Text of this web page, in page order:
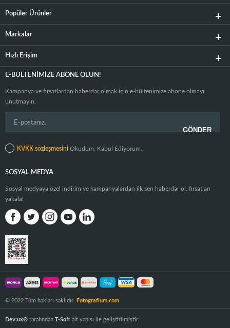
Popüler Ürünler
Markalar
Hızlı Erişim
E-BÜLTENIMIZE ABONE OLUN!
Kampanya ve fırsatlardan haberdar olmak için e-bültenimize abone olmayı
unutmayın.
KVKK sözleşmesini Okudum, Kabul Ediyorum.
SOSYAL MEDYA
Sosyal medyaya özel indirim ve kampanyalardan ilk sen haberdar ol, fırsatları
yakala!
© 2022 Tüm hakları saklıdır. Fotografium.com
Dev:ux® tarafından T-Soft alt yapısı ile geliştirilmiştir.